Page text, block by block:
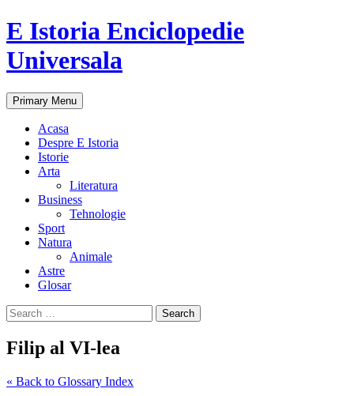
E Istoria Enciclopedie
Universala
Search
Primary Menu Skip
to
Acasa
Despre E Istoria
Istorie
Arta
Literatura
Business
Tehnologie
Sport
Natura
Animale
Astre
Glosar
Search
for:
Filip al VI-lea
« Back to Glossary Index